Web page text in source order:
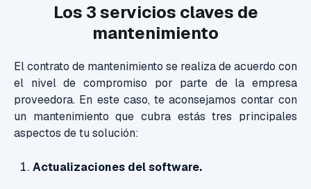
Los 3 servicios claves de
mantenimiento
El contrato de mantenimiento se realiza de acuerdo con
el nivel de compromiso por parte de la empresa
proveedora. En este caso, te aconsejamos contar con
un mantenimiento que cubra estás tres principales
aspectos de tu solución:
Actualizaciones del software.